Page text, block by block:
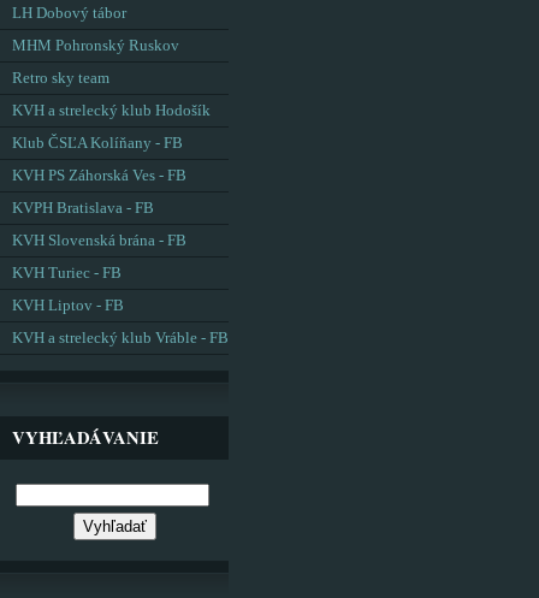
LH Dobový tábor
MHM Pohronský Ruskov
Retro sky team
KVH a strelecký klub Hodošík
Klub ČSĽA Kolíňany - FB
KVH PS Záhorská Ves - FB
KVPH Bratislava - FB
KVH Slovenská brána - FB
KVH Turiec - FB
KVH Liptov - FB
KVH a strelecký klub Vráble - FB
VYHĽADÁVANIE